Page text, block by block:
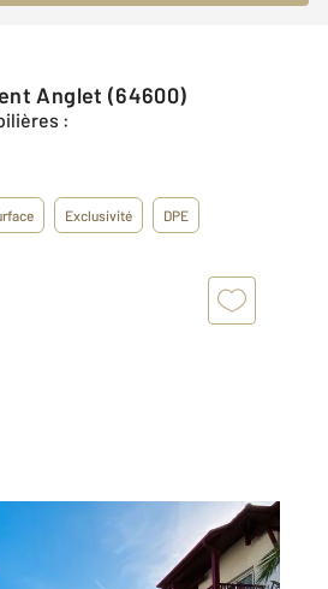
Anglet (64600)
:
Exclusivité DPE